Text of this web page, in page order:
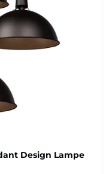
Design Lampe